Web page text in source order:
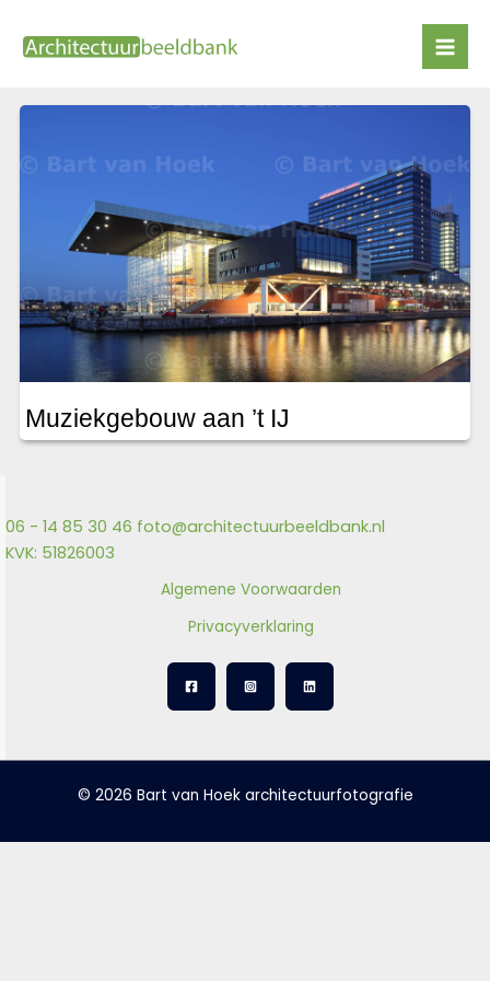
naar
concertzaal
Muziekgebouw aan ’t IJ
06 - 14 85 30 46 foto@architectuurbeeldbank.nl
KVK: 51826003
Algemene Voorwaarden
Privacyverklaring
© 2026 Bart van Hoek architectuurfotografie